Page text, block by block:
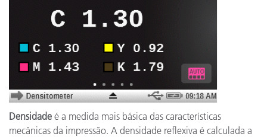
Densidade é a medida mais básica das características
mecânicas da impressão. A densidade reflexiva é calculada a